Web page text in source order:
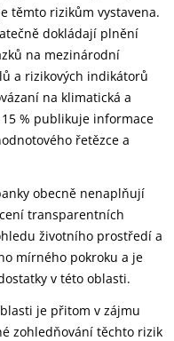
těmto rizikům vystavena.
dokládají plnění
na mezinárodní
a rizikových indikátorů
na klimatická a
% publikuje informace
řetězce a
obecně nenaplňují
transparentních
životního prostředí a
mírného pokroku a je
v této oblasti.
je přitom v zájmu
zohledňování těchto rizik